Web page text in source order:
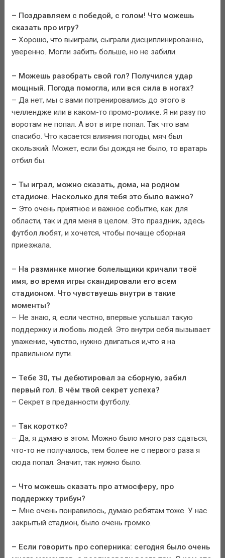
– Поздравляем с победой, с голом! Что можешь
сказать про игру?
– Хорошо, что выиграли, сыграли дисциплинированно,
уверенно. Могли забить больше, но не забили.
– Можешь разобрать свой гол? Получился удар
мощный. Погода помогла, или вся сила в ногах?
– Да нет, мы с вами потренировались до этого в
челлендже или в каком-то промо-ролике. Я ни разу по
воротам не попал. А вот в игре попал. Так что вам
спасибо. Что касается влияния погоды, мяч был
скользкий. Может, если бы дождя не было, то вратарь
отбил бы.
– Ты играл, можно сказать, дома, на родном
стадионе. Насколько для тебя это было важно?
– Это очень приятное и важное событие, как для
области, так и для меня в целом. Это праздник, здесь
футбол любят, и хочется, чтобы почаще сборная
приезжала.
– На разминке многие болельщики кричали твоё
имя, во время игры скандировали его всем
стадионом. Что чувствуешь внутри в такие
моменты?
– Не знаю, я, если честно, впервые услышал такую
поддержку и любовь людей. Это внутри себя вызывает
уважение, чувство, нужно двигаться и,что я на
правильном пути.
– Тебе 30, ты дебютировал за сборную, забил
первый гол. В чём твой секрет успеха?
– Секрет в преданности футболу.
– Так коротко?
– Да, я думаю в этом. Можно было много раз сдаться,
что-то не получалось, тем более не с первого раза я
сюда попал. Значит, так нужно было.
– Что можешь сказать про атмосферу, про
поддержку трибун?
– Мне очень понравилось, думаю ребятам тоже. У нас
закрытый стадион, было очень громко.
– Если говорить про соперника: сегодня было очень